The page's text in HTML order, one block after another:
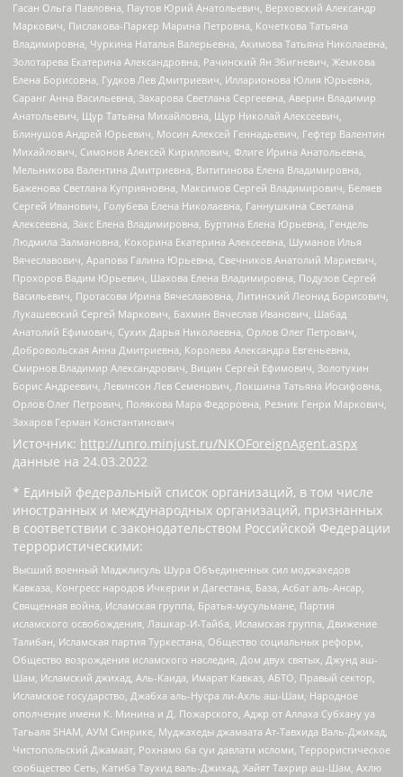
Гасан Ольга Павловна, Паутов Юрий Анатольевич, Верховский Александр
Маркович, Пислакова-Паркер Марина Петровна, Кочеткова Татьяна
Владимировна, Чуркина Наталья Валерьевна, Акимова Татьяна Николаевна,
Золотарева Екатерина Александровна, Рачинский Ян Збигневич, Жемкова
Елена Борисовна, Гудков Лев Дмитриевич, Илларионова Юлия Юрьевна,
Саранг Анна Васильевна, Захарова Светлана Сергеевна, Аверин Владимир
Анатольевич, Щур Татьяна Михайловна, Щур Николай Алексеевич,
Блинушов Андрей Юрьевич, Мосин Алексей Геннадьевич, Гефтер Валентин
Михайлович, Симонов Алексей Кириллович, Флиге Ирина Анатольевна,
Мельникова Валентина Дмитриевна, Вититинова Елена Владимировна,
Баженова Светлана Куприяновна, Максимов Сергей Владимирович, Беляев
Сергей Иванович, Голубева Елена Николаевна, Ганнушкина Светлана
Алексеевна, Закс Елена Владимировна, Буртина Елена Юрьевна, Гендель
Людмила Залмановна, Кокорина Екатерина Алексеевна, Шуманов Илья
Вячеславович, Арапова Галина Юрьевна, Свечников Анатолий Мариевич,
Прохоров Вадим Юрьевич, Шахова Елена Владимировна, Подузов Сергей
Васильевич, Протасова Ирина Вячеславовна, Литинский Леонид Борисович,
Лукашевский Сергей Маркович, Бахмин Вячеслав Иванович, Шабад
Анатолий Ефимович, Сухих Дарья Николаевна, Орлов Олег Петрович,
Добровольская Анна Дмитриевна, Королева Александра Евгеньевна,
Смирнов Владимир Александрович, Вицин Сергей Ефимович, Золотухин
Борис Андреевич, Левинсон Лев Семенович, Локшина Татьяна Иосифовна,
Орлов Олег Петрович, Полякова Мара Федоровна, Резник Генри Маркович,
Захаров Герман Константинович
Источник: http://unro.minjust.ru/NKOForeignAgent.aspx
данные на 24.03.2022
* Единый федеральный список организаций, в том числе
иностранных и международных организаций, признанных
в соответствии с законодательством Российской Федерации
террористическими:
Высший военный Маджлисуль Шура Объединенных сил моджахедов
Кавказа, Конгресс народов Ичкерии и Дагестана, База, Асбат аль-Ансар,
Священная война, Исламская группа, Братья-мусульмане, Партия
исламского освобождения, Лашкар-И-Тайба, Исламская группа, Движение
Талибан, Исламская партия Туркестана, Общество социальных реформ,
Общество возрождения исламского наследия, Дом двух святых, Джунд аш-
Шам, Исламский джихад, Аль-Каида, Имарат Кавказ, АБТО, Правый сектор,
Исламское государство, Джабха аль-Нусра ли-Ахль аш-Шам, Народное
ополчение имени К. Минина и Д. Пожарского, Аджр от Аллаха Субхану уа
Тагьаля SHAM, АУМ Синрике, Муджахеды джамаата Ат-Тавхида Валь-Джихад,
Чистопольский Джамаат, Рохнамо ба суи давлати исломи, Террористическое
сообщество Сеть, Катиба Таухид валь-Джихад, Хайят Тахрир аш-Шам, Ахлю